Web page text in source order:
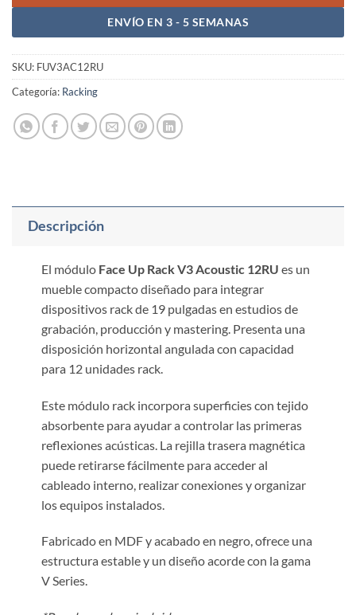
ENVÍO EN 3 - 5 SEMANAS
SKU: FUV3AC12RU
Categoría: Racking
Descripción
El módulo Face Up Rack V3 Acoustic 12RU es un
mueble compacto diseñado para integrar
dispositivos rack de 19 pulgadas en estudios de
grabación, producción y mastering. Presenta una
disposición horizontal angulada con capacidad
para 12 unidades rack.
Este módulo rack incorpora superficies con tejido
absorbente para ayudar a controlar las primeras
reflexiones acústicas. La rejilla trasera magnética
puede retirarse fácilmente para acceder al
cableado interno, realizar conexiones y organizar
los equipos instalados.
Fabricado en MDF y acabado en negro, ofrece una
estructura estable y un diseño acorde con la gama
V Series.